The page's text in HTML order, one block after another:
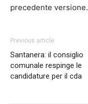
precedente versione.
Previous article
Santanera: il consiglio
comunale respinge le
candidature per il cda